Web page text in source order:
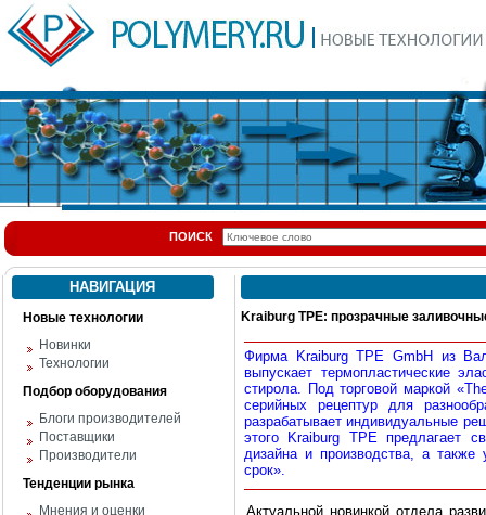
ПОИСК
НАВИГАЦИЯ
Новые технологии
Новинки
Технологии
Подбор оборудования
Блоги производителей
Поставщики
Производители
Тенденции рынка
Мнения и оценки
Kraiburg TPE: прозрачные
Фирма Kraiburg TPE GmbH из
выпускает термопластические
стирола. Под торговой маркой
серийных рецептур для
разрабатывает индивидуальные
этого Kraiburg TPE предлагает
дизайна и производства, а также
срок».
Актуальной новинкой отдела